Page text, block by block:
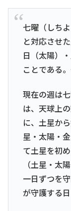
七曜（しち
と対応させ
日（太陽）
ことである
現在の週は
は、天球上
に、土星か
星・太陽・
て土星を初
（土星・太
一日ずつを
が守護する